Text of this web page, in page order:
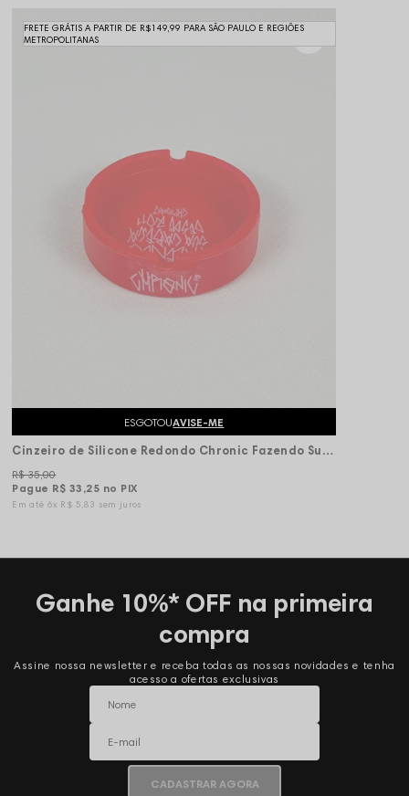
FRETE GRÁTIS A PARTIR DE R$149,99 PARA SÃO PAULO E REGIÕES
METROPOLITANAS
ESGOTOUAVISE-ME
Cinzeiro de Silicone Redondo Chronic Fazendo Sua Cabeça - Vermelho
Pague R$ 33,25 no PIX
R$ 35,00
6x R$ 5,83 sem juros
Ganhe 10%* OFF na primeira
compra
Assine nossa newsletter e receba todas as nossas novidades e tenha
acesso a ofertas exclusivas
CADASTRAR AGORA